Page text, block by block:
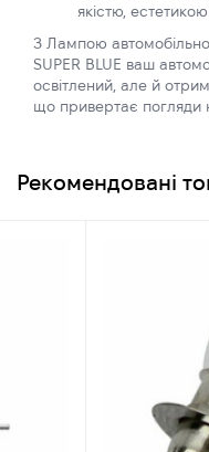
якістю,
З Лампою
SUPER BLUE ваш
освітлений, але й
що привертає погляди
Рекомендовані